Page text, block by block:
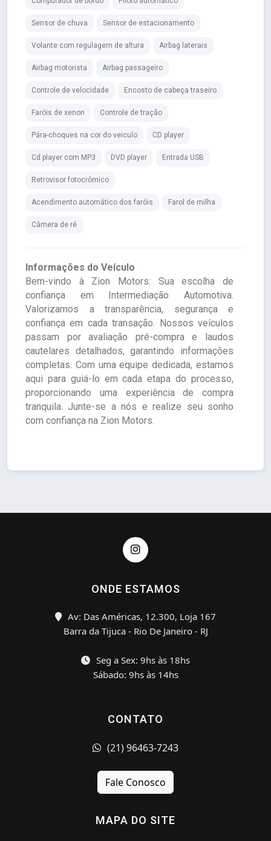
Sensor de chuva Sensor de estacionamento
Volante com regulagem de altura Airbag laterais
Airbag motorista Airbag passageiro
Controle de velocidade Encosto de cabeça traseiro
Faróis de xenon Controle de tração
Pára-choques na cor do veiculo CD player
Cd player com MP3 DVD player Entrada USB
Retrovisor fotocrômico
Acendimento automático dos faróis Farol de milha
Câmera de ré
Informações do Veículo
Bem-vindo à Zion Motors: Sua escolha de
confiança em Intermediação Automotiva.
Valorizamos a transparência, segurança e
confiança em cada transação. Nossos veículos
passam por avaliação pré-compra e laudos
cautelares detalhados, garantindo informações
completas. Com uma equipe dedicada, estamos
aqui para guiá-lo em cada etapa do processo,
proporcionando uma experiência de compra
tranquila. Junte-se a nós e realize seu sonho
com confiança na Zion Motors.
ONDE ESTAMOS
Av: Das Américas, 12.300, Loja 167
Barra da Tijuca - Rio De Janeiro - RJ
Seg a Sex: 9hs às 18hs
Sábado: 9hs às 14hs
CONTATO
(21) 96463-7243
Fale Conosco
MAPA DO SITE